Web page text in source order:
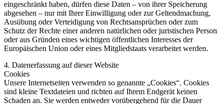
eingeschränkt haben, dürfen diese Daten – von ihrer Speicherung
abgesehen – nur mit Ihrer Einwilligung oder zur Geltendmachung,
Ausübung oder Verteidigung von Rechtsansprüchen oder zum
Schutz der Rechte einer anderen natürlichen oder juristischen Person
oder aus Gründen eines wichtigen öffentlichen Interesses der
Europäischen Union oder eines Mitgliedstaats verarbeitet werden.
4. Datenerfassung auf dieser Website
Cookies
Unsere Internetseiten verwenden so genannte „Cookies“. Cookies
sind kleine Textdateien und richten auf Ihrem Endgerät keinen
Schaden an. Sie werden entweder vorübergehend für die Dauer